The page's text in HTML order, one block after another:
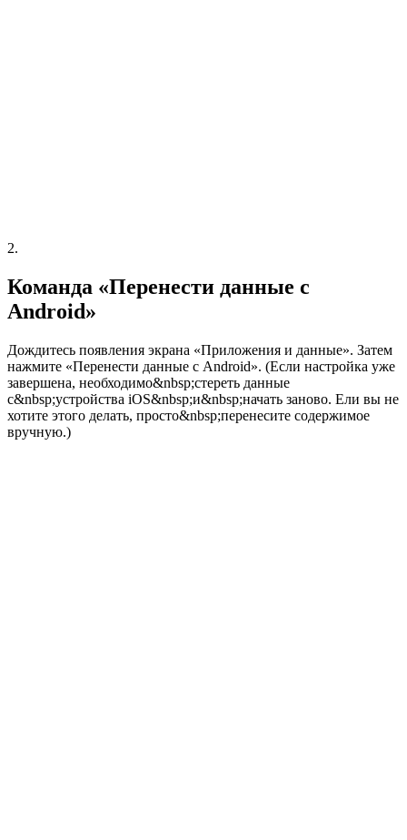
2.
Команда «Перенести данные с
Android»
Дождитесь появления экрана «Приложения и данные». Затем
нажмите «Перенести данные с Android». (Если настройка уже
завершена, необходимо&nbsp;стереть данные
с&nbsp;устройства iOS&nbsp;и&nbsp;начать заново. Ели вы не
хотите этого делать, просто&nbsp;перенесите содержимое
вручную.)